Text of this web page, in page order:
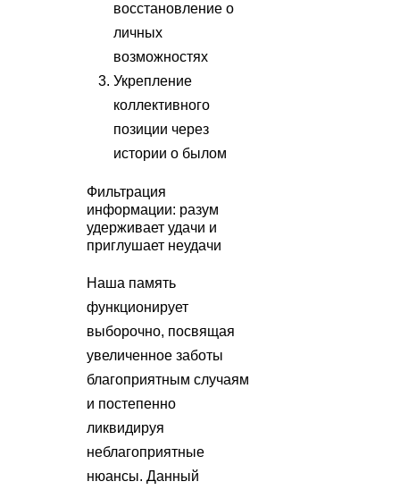
восстановление о
личных
возможностях
Укрепление
коллективного
позиции через
истории о былом
Фильтрация
информации: разум
удерживает удачи и
приглушает неудачи
Наша память
функционирует
выборочно, посвящая
увеличенное заботы
благоприятным случаям
и постепенно
ликвидируя
неблагоприятные
нюансы. Данный